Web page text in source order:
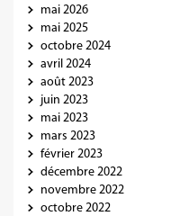
mai 2026
mai 2025
octobre 2024
avril 2024
août 2023
juin 2023
mai 2023
mars 2023
février 2023
décembre 2022
novembre 2022
octobre 2022